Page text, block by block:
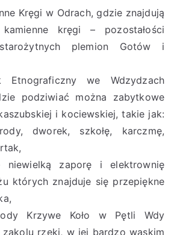
Kręgi w Odrach, gdzie znajdują
kręgi – pozostałości
plemion Gotów i
Etnograficzny we Wdzydzach
podziwiać można zabytkowe
i kociewskiej, takie jak:
dworek, szkołę, karczmę,
niewielką zaporę i elektrownię
których znajduje się przepiękne
Krzywe Koło w Pętli Wdy
zakolu rzeki, w jej bardzo wąskim